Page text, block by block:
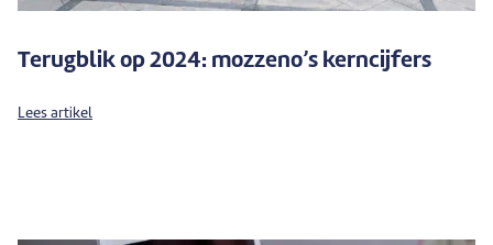
Terugblik op 2024: mozzeno’s kerncijfers
Lees artikel